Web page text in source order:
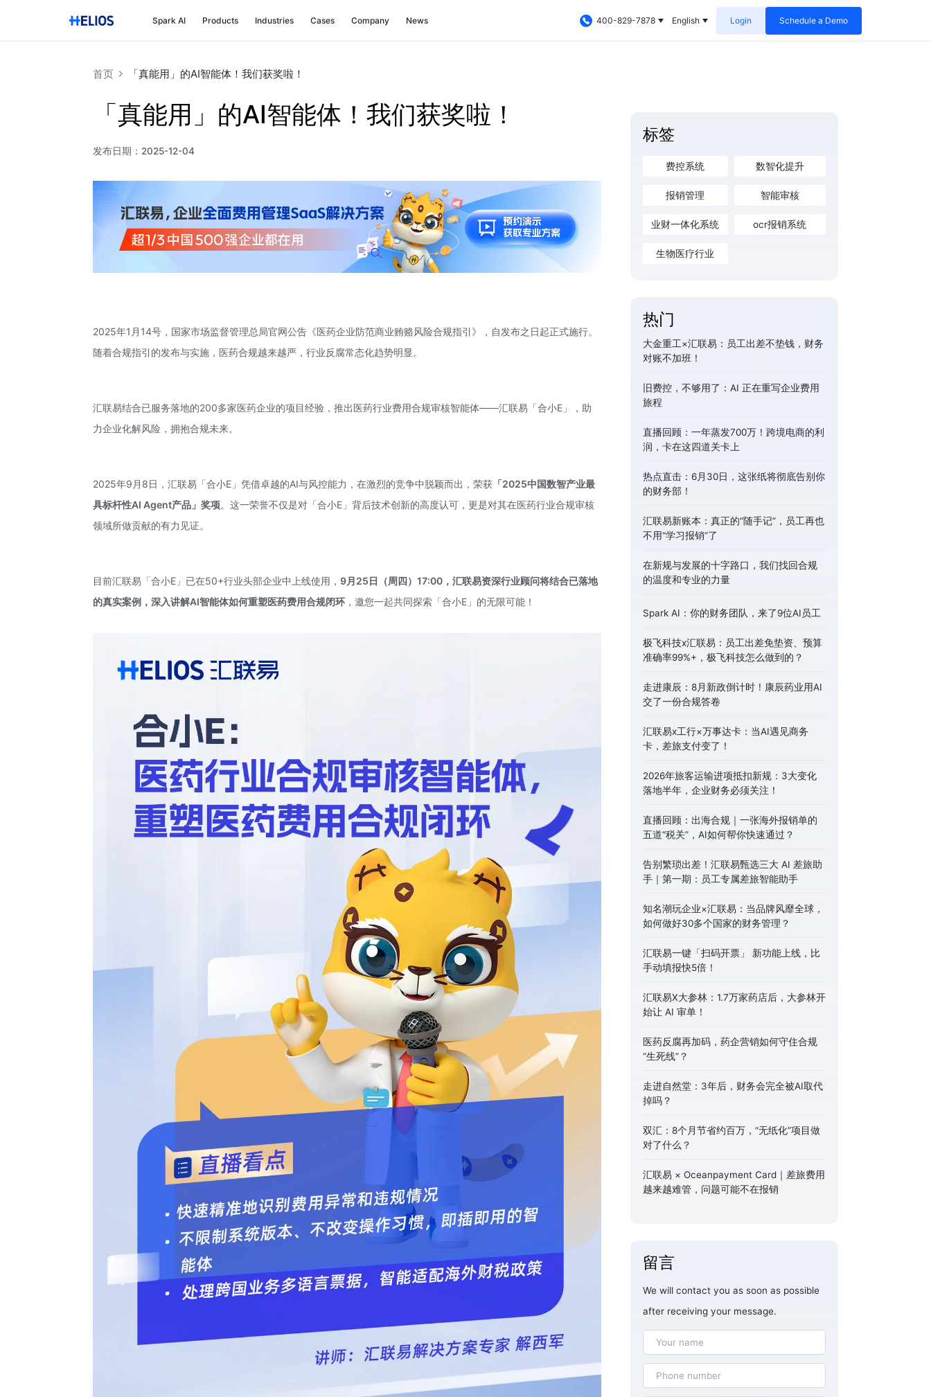
Spark AI Products Industries Cases Company News 400-829-7878 English Login Schedule a Demo
首页 「真能用」的AI智能体！我们获奖啦！
「真能用」的AI智能体！我们获奖啦！
发布日期： 2025-12-04
2025年1月14号，国家市场监督管理总局官网公告《医药企业防范商业贿赂风险合规指引》，自发布之日起正式施行。
随着合规指引的发布与实施，医药合规越来越严，行业反腐常态化趋势明显。
汇联易结合已服务落地的200多家医药企业的项目经验，推出医药行业费用合规审核智能体——汇联易「合小E」，助
力企业化解风险，拥抱合规未来。
2025年9月8日，汇联易 「合小E」凭借卓越的AI与风控能力，在激烈的竞争中脱颖而出，荣获 「2025中国数智产业最
具标杆性AI Agent产品」奖项。这一荣誉不仅是对「合小E」背后技术创新的高度认可，更是对其在医药行业合规审核
领域所做贡献的有力见证。
目前汇联易「合小E」已在50+行业头部企业中上线使用，9月25日（周四）17:00，汇联易资深行业顾问将结合已落地
的真实案例，深入讲解AI智能体如何重塑医药费用合规闭环 ，邀您一起共同探索「合小E」的无限可能！
标签
费控系统 数智化提升
报销管理 智能审核
业财一体化系统 ocr报销系统
生物医疗行业
热门
大金重工×汇联易：员工出差不垫钱，财务
对账不加班！
旧费控，不够用了：AI 正在重写企业费用
旅程
直播回顾：一年蒸发700万！跨境电商的利
润，卡在这四道关卡上
热点直击：6月30日，这张纸将彻底告别你
的财务部！
汇联易新账本：真正的“随手记”，员工再也
不用“学习报销”了
在新规与发展的十字路口，我们找回合规
的温度和专业的力量
Spark AI：你的财务团队，来了9位AI员工
极飞科技x汇联易：员工出差免垫资、预算
准确率99%+，极飞科技怎么做到的？
走进康辰：8月新政倒计时！康辰药业用AI
交了一份合规答卷
汇联易x工行×万事达卡：当AI遇见商务
卡，差旅支付变了！
2026年旅客运输进项抵扣新规：3大变化
落地半年，企业财务必须关注！
直播回顾：出海合规｜一张海外报销单的
五道“税关”，AI如何帮你快速通过？
告别繁琐出差！汇联易甄选三大 AI 差旅助
手｜第一期：员工专属差旅智能助手
知名潮玩企业×汇联易：当品牌风靡全球，
如何做好30多个国家的财务管理？
汇联易一键「扫码开票」 新功能上线，比
手动填报快5倍！
汇联易X大参林：1.7万家药店后，大参林开
始让 AI 审单！
医药反腐再加码，药企营销如何守住合规
“生死线”？
走进自然堂：3年后，财务会完全被AI取代
掉吗？
双汇：8个月节省约百万，“无纸化”项目做
对了什么？
汇联易 × Oceanpayment Card｜差旅费用
越来越难管，问题可能不在报销
留言
We will contact you as soon as possible
after receiving your message.